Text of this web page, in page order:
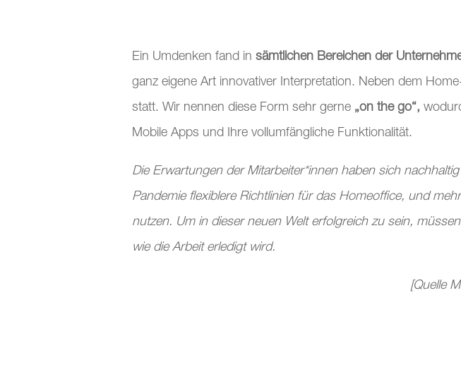
Ein Umdenken fand in sämtlichen Bereichen der
ganz eigene Art innovativer Interpretation. Neben dem
statt. Wir nennen diese Form sehr gerne „on the go“,
Mobile Apps und Ihre vollumfängliche Funktionalität.
Die Erwartungen der Mitarbeiter*innen haben sich
Pandemie flexiblere Richtlinien für das Homeoffice, und
nutzen. Um in dieser neuen Welt erfolgreich zu sein,
wie die Arbeit erledigt wird.
[Quelle